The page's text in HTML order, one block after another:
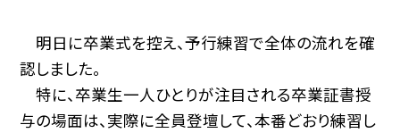
明日に卒業式を控え、予行練習で全体の流れを確
認しました。
特に、卒業生一人ひとりが注目される卒業証書授
与の場面は、実際に全員登壇して、本番どおり練習し